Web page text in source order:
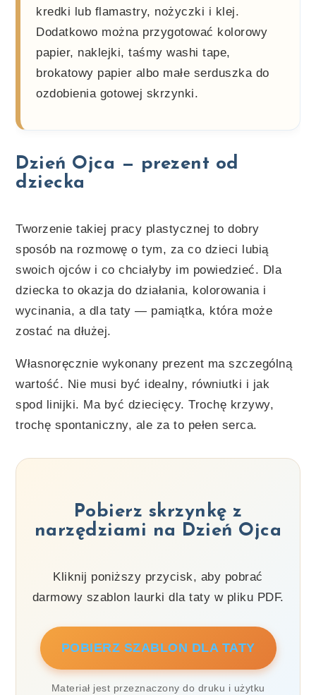
kredki lub flamastry, nożyczki i klej.
Dodatkowo można przygotować kolorowy
papier, naklejki, taśmy washi tape,
brokatowy papier albo małe serduszka do
ozdobienia gotowej skrzynki.
Dzień Ojca — prezent od
dziecka
Tworzenie takiej pracy plastycznej to dobry
sposób na rozmowę o tym, za co dzieci lubią
swoich ojców i co chciałyby im powiedzieć. Dla
dziecka to okazja do działania, kolorowania i
wycinania, a dla taty — pamiątka, która może
zostać na dłużej.
Własnoręcznie wykonany prezent ma szczególną
wartość. Nie musi być idealny, równiutki i jak
spod linijki. Ma być dziecięcy. Trochę krzywy,
trochę spontaniczny, ale za to pełen serca.
Pobierz skrzynkę z
narzędziami na Dzień Ojca
Kliknij poniższy przycisk, aby pobrać
darmowy szablon laurki dla taty w pliku PDF.
POBIERZ SZABLON DLA TATY
Materiał jest przeznaczony do druku i użytku